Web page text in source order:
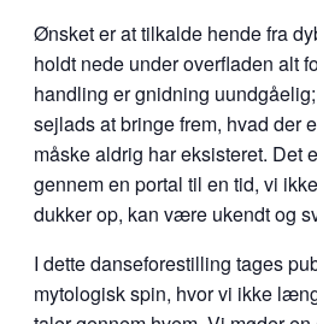
Ønsket er at tilkalde hende fra
holdt nede under overfladen alt
handling er gnidning
sejlads at bringe frem, hvad der
måske aldrig har eksisteret. Det
gennem en portal til en tid, vi
dukker op, kan være ukendt og
I dette danseforestilling tages
mytologisk spin, hvor vi ikke